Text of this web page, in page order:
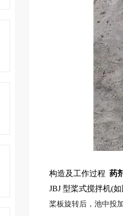
构造及工作过程药
JBJ 型桨式搅拌机(
桨板旋转后，池中投